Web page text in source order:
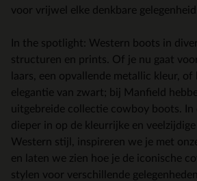
voor vrijwel elke denkbare gelegenheid.
In the spotlight: Western boots in
structuren en prints. Of je nu gaat
laars, een opvallende metallic kleur,
elegantie van zwart; bij Manfield
uitgebreide collectie cowboy boots. In
dieper in op de kleurrijke en
Western stijl, inspireren we je met
en laten we zien hoe je de iconische
stylen voor verschillende gelegenheden.